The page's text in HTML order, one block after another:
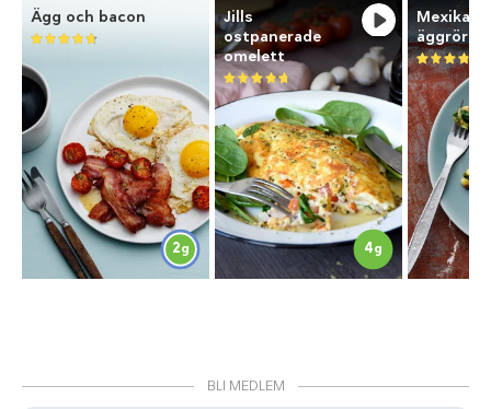
Ägg och bacon
2g
Jills
ostpanerade
omelett
4g
äggröra
BLI MEDLEM